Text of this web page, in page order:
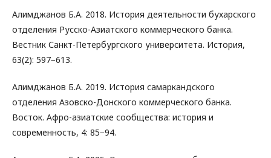
Алимджанов Б.А. 2018. История деятельности бухарского
отделения Русско-Азиатского коммерческого банка.
Вестник Санкт-Петербургского университета. История,
63(2): 597−613.
Алимджанов Б.А. 2019. История самаркандского
отделения Азовско-Донского коммерческого банка.
Восток. Афро-азиатские сообщества: история и
современность, 4: 85−94.